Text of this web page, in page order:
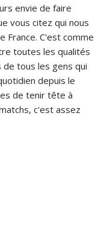
envie de faire
vous citez qui nous
France. C'est comme
toutes les qualités
tous les gens qui
depuis le
de tenir tête à
c'est assez